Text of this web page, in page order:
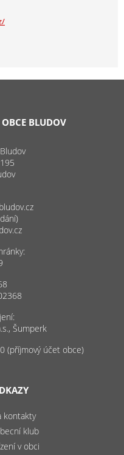
BLUDOV
Šumperk
(příjmový účet obce)
kontakty
klub
v obci